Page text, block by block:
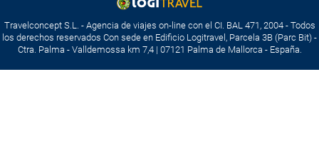
Travelconcept S.L. - Agencia de viajes on-line con el CI. BAL 471, 2004 - Todos
los derechos reservados Con sede en Edificio Logitravel, Parcela 3B (Parc Bit) -
Ctra. Palma - Valldemossa km 7,4 | 07121 Palma de Mallorca - España.